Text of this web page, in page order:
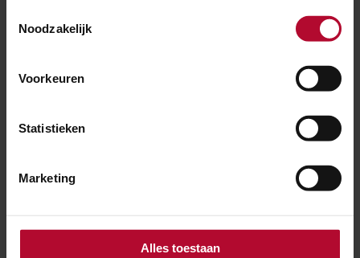
Noodzakelijk
Voorkeuren
Statistieken
Marketing
Alles toestaan